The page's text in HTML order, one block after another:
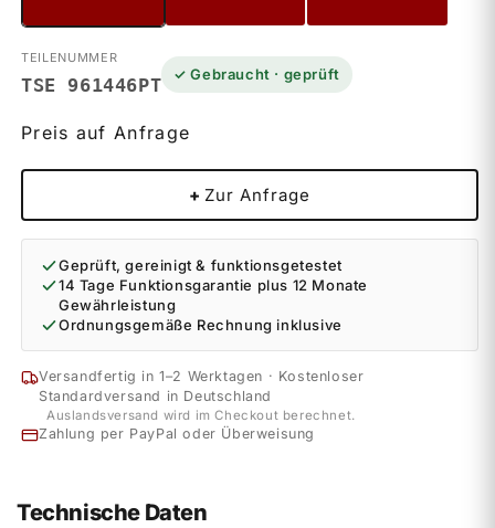
TEILENUMMER
TSE 961446PT ✓ Gebraucht · geprüft
Preis auf Anfrage
+ Zur Anfrage
Geprüft, gereinigt & funktionsgetestet
14 Tage Funktionsgarantie plus 12 Monate
Gewährleistung
Ordnungsgemäße Rechnung inklusive
Versandfertig in 1–2 Werktagen · Kostenloser
Standardversand in Deutschland
Auslandsversand wird im Checkout berechnet.
Zahlung per PayPal oder Überweisung
Technische Daten